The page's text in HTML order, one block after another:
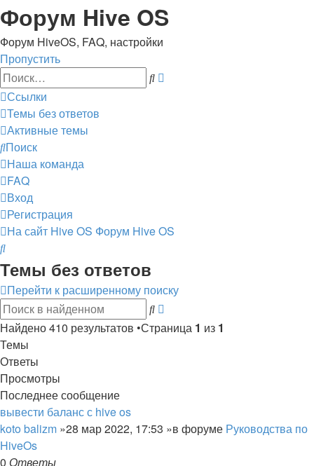
Форум Hive OS
Форум HiveOS, FAQ, настройки
Пропустить
Поиск
Ссылки
Темы без ответов
Активные темы
Поиск
Наша команда
FAQ
Вход
Регистрация
На сайт Hive OS Форум Hive OS
Поиск
Темы без ответов
Перейти к расширенному поиску
Поиск
поиск
Найдено 410 результатов •Страница 1 из 1
Темы
Ответы
Просмотры
Последнее сообщение
вывести баланс с hive os
koto balizm »28 мар 2022, 17:53 »в форуме Руководства по
HiveOs
0 Ответы